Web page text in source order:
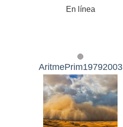
En línea
AritmePrim19792003